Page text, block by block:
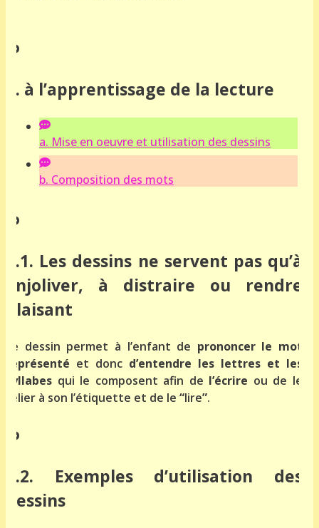
… à l’apprentissage de la lecture
a. Mise en oeuvre et utilisation des dessins
b. Composition des mots
a.1. Les dessins ne servent pas qu’à
enjoliver, à distraire ou rendre
plaisant
Le dessin permet à l’enfant de prononcer le mot
représenté et donc d’entendre les lettres et les
syllabes qui le composent afin de l’écrire ou de le
relier à son l’étiquette et de le “lire”.
a.2. Exemples d’utilisation des
dessins